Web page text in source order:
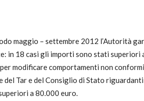
Tutela
maggio – settembre 2012 l’Autorità
in 18 casi gli importi sono stati superiori
modificare comportamenti non
del Tar e del Consiglio di Stato
a 80.000 euro.